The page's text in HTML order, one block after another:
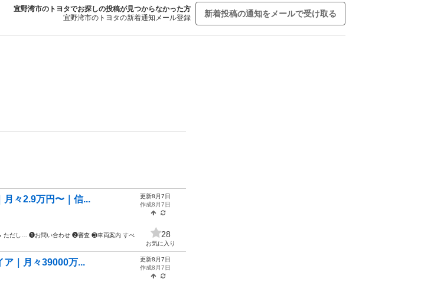
宜野湾市のトヨタでお探しの投稿が見つからなかった方
宜野湾市のトヨタの新着通知メール登録
新着投稿の通知をメールで受け取る
々2.9万円〜｜信...
ただし… ❶お問い合わせ ❷審査 ❸車両案内 すべ
更新8月7日
作成8月7日
28
お気に入り
｜月々39000万...
更新8月7日
作成8月7日